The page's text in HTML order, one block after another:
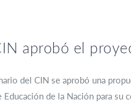
aprobó el
del CIN se aprobó una
de la Nación para su